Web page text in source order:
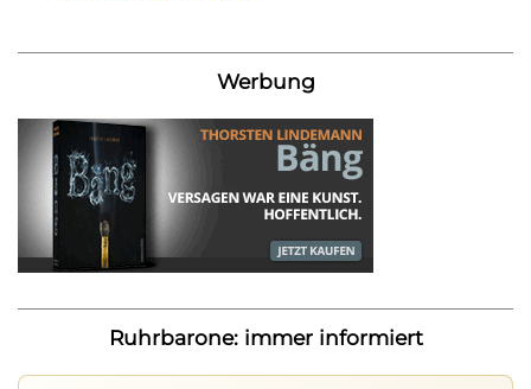
Werbung
Ruhrbarone: immer informiert